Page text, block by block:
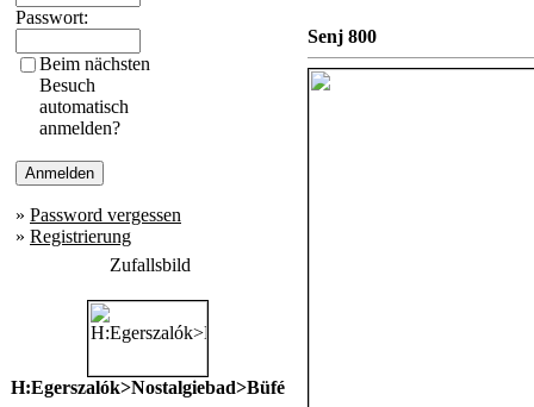
Passwort:
Beim nächsten
Besuch
automatisch
anmelden?
» Password vergessen
» Registrierung
Zufallsbild
H:Egerszalók>Nostalgiebad>Büfé
Senj 800